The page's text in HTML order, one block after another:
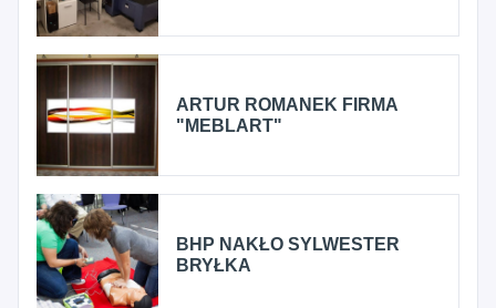
ARTUR ROMANEK FIRMA
"MEBLART"
BHP NAKŁO SYLWESTER
BRYŁKA